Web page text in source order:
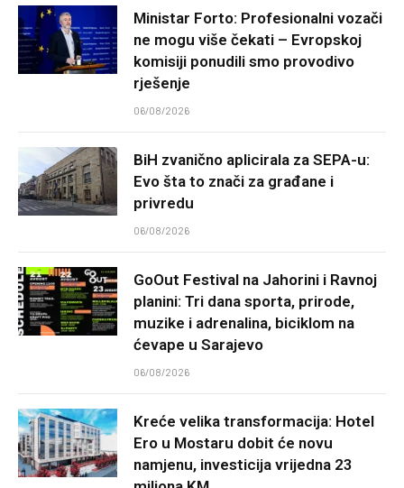
Ministar Forto: Profesionalni vozači
ne mogu više čekati – Evropskoj
komisiji ponudili smo provodivo
rješenje
06/08/2026
BiH zvanično aplicirala za SEPA-u:
Evo šta to znači za građane i
privredu
06/08/2026
GoOut Festival na Jahorini i Ravnoj
planini: Tri dana sporta, prirode,
muzike i adrenalina, biciklom na
ćevape u Sarajevo
06/08/2026
Kreće velika transformacija: Hotel
Ero u Mostaru dobit će novu
namjenu, investicija vrijedna 23